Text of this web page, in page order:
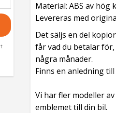
Material: ABS av hög
Levereras med
Det säljs en del
får vad du betalar
några månader.
Finns en anledning
Vi har fler modeller
emblemet till din bil.